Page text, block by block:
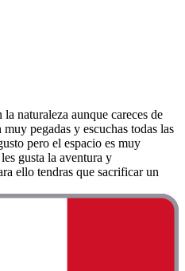
naturaleza aunque careces de
pegadas y escuchas todas las
pero el espacio es muy
gusta la aventura y
ello tendras que sacrificar un